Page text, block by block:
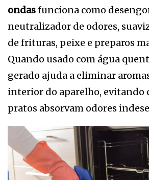
ondasfunciona como
neutralizador de odores,
de frituras, peixe e preparos
Quando usado com água
gerado ajuda a eliminar
interior do aparelho, evitando
pratos absorvam odores